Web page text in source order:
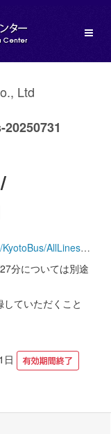
Ltd
アクセストークン/YOUR_ACCESS_TOKEN]
分については別途
していただくこと
日